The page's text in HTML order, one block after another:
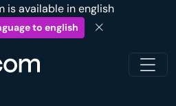
is available in english
to english